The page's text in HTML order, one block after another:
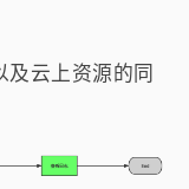
及云上资源的同